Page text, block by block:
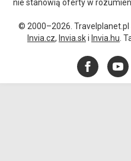
nie stanowią oferty w
© 2000–2026.
Invia.cz, Invia.ski Invia.hu .
Facebook